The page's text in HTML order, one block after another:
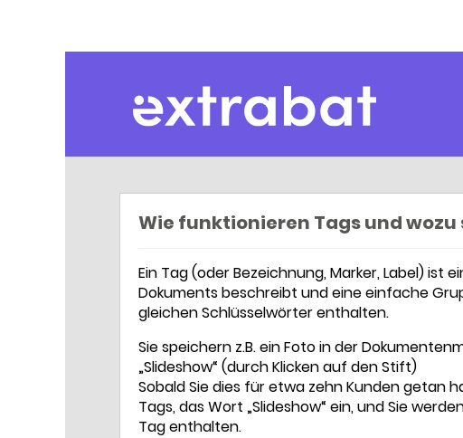
Extrabat – Le Blog
Wie funktionieren Tags und
Ein Tag (oder Bezeichnung, Marker, Label) ist
Dokuments beschreibt und eine einfache
gleichen Schlüsselwörter enthalten.
Sie speichern z.B. ein Foto in der
„Slideshow“ (durch Klicken auf den Stift)
Sobald Sie dies für etwa zehn Kunden getan
Tags, das Wort „Slideshow“ ein, und Sie
Tag enthalten.